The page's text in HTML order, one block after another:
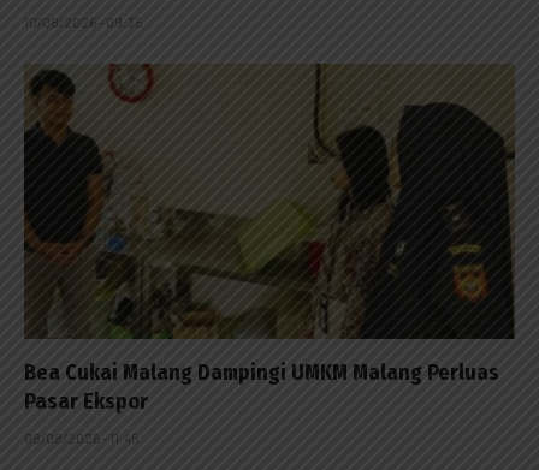
10/08/2026 - 09:35
Bea Cukai Malang Dampingi UMKM Malang Perluas
Pasar Ekspor
08/08/2026 - 11:45